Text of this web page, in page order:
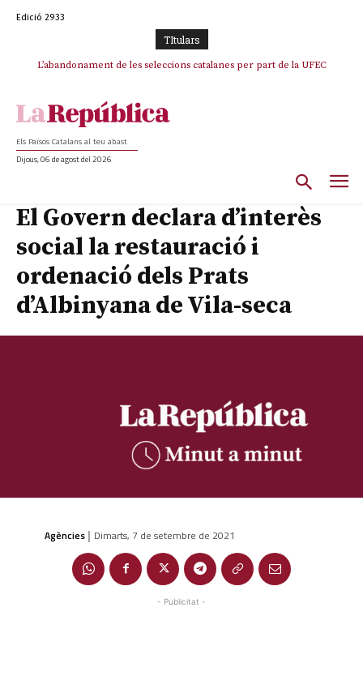
Edició 2933
TItulars
L’abandonament de les seleccions catalanes per part de la UFEC
TV3 perd el lideratge després de 23 mesos: Una deriva sense continguts i
Els Països Catalans al teu abast
Dijous, 06 de agost del 2026
El Govern declara d’interès
social la restauració i
ordenació dels Prats
d’Albinyana de Vila-seca
Agències | Dimarts, 7 de setembre de 2021
- Publicitat -